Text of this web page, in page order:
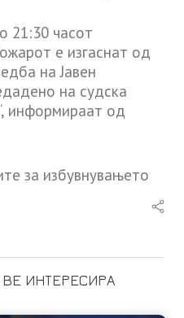
21:30 часот
е изгаснат од
на Јавен
на судска
информираат од
за избувнувањето
ИНТЕРЕСИРА